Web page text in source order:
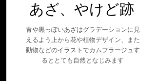
あざ、やけど跡
青や黒っぽいあざはグラデーションに見
えるよう上から花や植物デザイン、また
動物などのイラストでカムフラージュす
るととても自然となじみます